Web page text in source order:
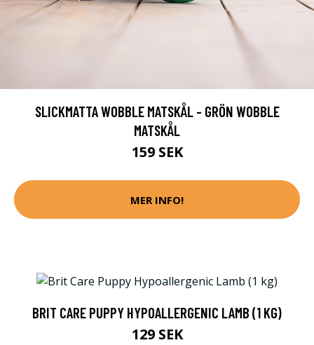
SLICKMATTA WOBBLE MATSKÅL - GRÖN WOBBLE
MATSKÅL
159 SEK
MER INFO!
BRIT CARE PUPPY HYPOALLERGENIC LAMB (1 KG)
129 SEK